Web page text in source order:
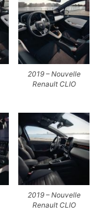
2019 – Nouvelle
Renault CLIO
2019 – Nouvelle
Renault CLIO